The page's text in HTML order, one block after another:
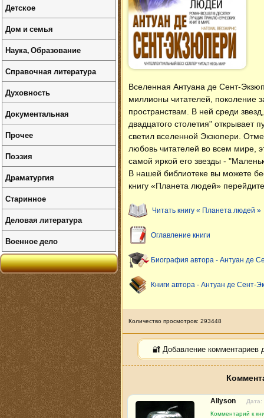
Вселенная Антуана де Сент-
миллионы читателей, поколение
пространствам. В ней среди
двадцатого столетия" открывает
светил вселенной Экзюпери.
любовь читателей во всем мире,
самой яркой его звезды -
В нашей библиотеке вы можете
книгу «Планета людей»
Читать книгу « Планета людей »
Оглавление книги
Биография автора - Антуан де
Книги автора - Антуан де Сент-
Количество просмотров: 293448
🔐 Добавление комментариев
Allyson
Дата:
Комментарий к
Детское
Дом и семья
Наука, Образование
Справочная литература
Духовность
Документальная
Прочее
Поэзия
Драматургия
Старинное
Деловая литература
Военное дело